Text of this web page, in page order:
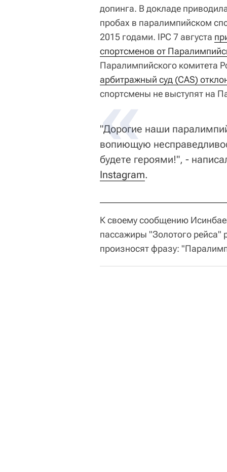
допинга. В докладе
пробах в паралимпийском
2015 годами. IPC 7 августа
спортсменов от
Паралимпийского комитета
арбитражный суд (CAS)
спортсмены не выступят на
"Дорогие наши
вопиющую
будете героями!", -
Instagram.
К своему сообщению
пассажиры "Золотого рейса"
произносят фразу: